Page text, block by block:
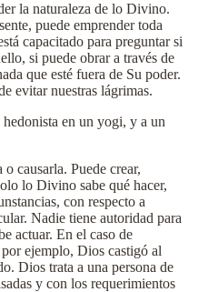
la naturaleza de lo Divino.
puede emprender toda
capacitado para preguntar si
si puede obrar a través de
que esté fuera de Su poder.
evitar nuestras lágrimas.
en un yogi, y a un
causarla. Puede crear,
lo Divino sabe qué hacer,
con respecto a
Nadie tiene autoridad para
actuar. En el caso de
ejemplo, Dios castigó al
Dios trata a una persona de
y con los requerimientos